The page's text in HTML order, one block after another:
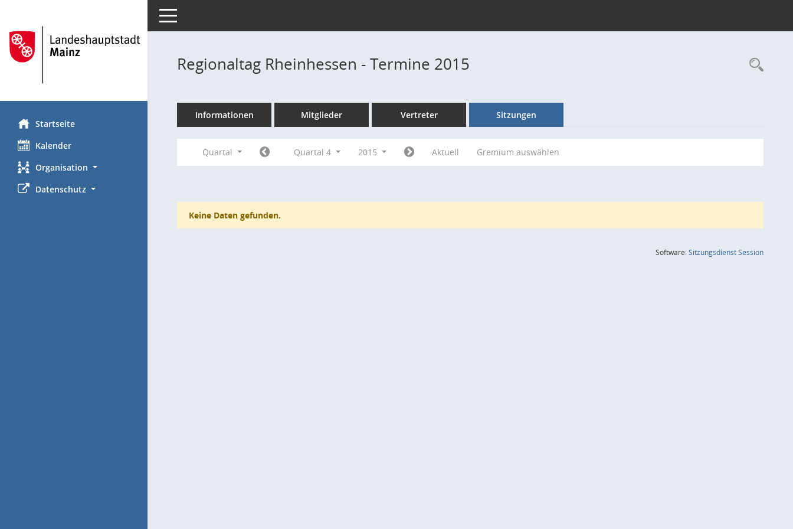
Startseite
Kalender
Organisation
Datenschutz
Toggle navigation
Regionaltag Rheinhessen - Termine 2015
Informationen Mitglieder Vertreter Sitzungen
Quartal Quartal 4 2015 Aktuell Gremium auswählen
Keine Daten gefunden.
Software:SitzungsdienstSession(Wird in